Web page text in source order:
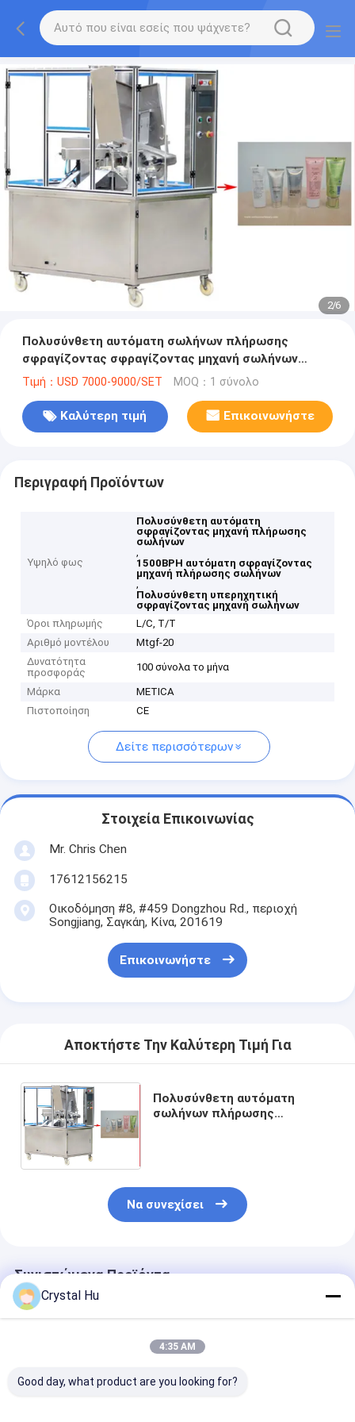
2/6
Πολυσύνθετη αυτόματη σωλήνων πλήρωσης
σφραγίζοντας σφραγίζοντας μηχανή σωλήνων
μηχανών υπερηχητική
Τιμή：USD 7000-9000/SET MOQ：1 σύνολο
Καλύτερη τιμή Επικοινωνήστε
Περιγραφή Προϊόντων
Υψηλό φως
Πολυσύνθετη αυτόματη
σφραγίζοντας μηχανή πλήρωσης
σωλήνων
,
1500BPH αυτόματη σφραγίζοντας
μηχανή πλήρωσης σωλήνων
,
Πολυσύνθετη υπερηχητική
σφραγίζοντας μηχανή σωλήνων
Όροι πληρωμής
L/C, T/T
Αριθμό μοντέλου
Mtgf-20
Δυνατότητα
προσφοράς
100 σύνολα το μήνα
Μάρκα
METICA
Πιστοποίηση
CE
Δείτε περισσότερων
Στοιχεία Επικοινωνίας
Mr. Chris Chen
17612156215
Οικοδόμηση #8, #459 Dongzhou Rd., περιοχή
Songjiang, Σαγκάη, Κίνα, 201619
Επικοινωνήστε
Αποκτήστε Την Καλύτερη Τιμή Για
Πολυσύνθετη αυτόματη
σωλήνων πλήρωσης
Να συνεχίσει
Συνιστώμενα Προϊόντα
Crystal Hu
4:35 AM
Good day, what product are you looking for?